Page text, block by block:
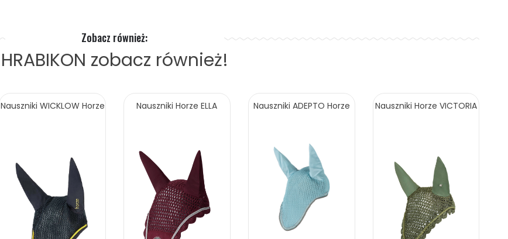
Zobacz również:
HRABIKON zobacz również!
Nauszniki WICKLOW Horze Nauszniki Horze ELLA Nauszniki ADEPTO Horze Nauszniki Horze VICTORIA